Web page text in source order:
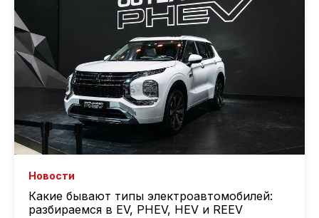
Новости
Какие бывают типы электроавтомобилей:
разбираемся в EV, PHEV, HEV и REEV